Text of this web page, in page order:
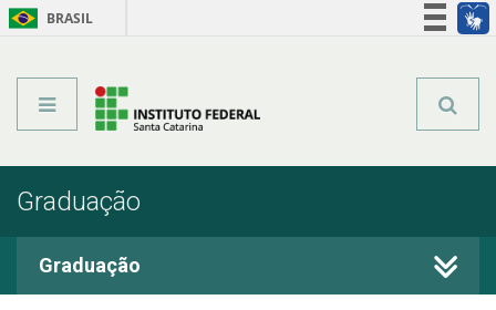
BRASIL
Graduação
Graduação